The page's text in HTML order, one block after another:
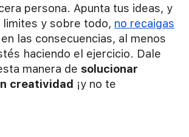
persona. Apunta tus ideas, y
limites y sobre todo, no recaigas
las consecuencias, al menos
haciendo el ejercicio. Dale
manera de solucionar
creatividad ¡y no te